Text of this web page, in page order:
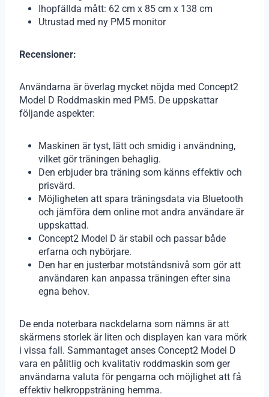
Ihopfällda mått: 62 cm x 85 cm x 138 cm
Utrustad med ny PM5 monitor
Recensioner:
Användarna är överlag mycket nöjda med Concept2
Model D Roddmaskin med PM5. De uppskattar
följande aspekter:
Maskinen är tyst, lätt och smidig i användning,
vilket gör träningen behaglig.
Den erbjuder bra träning som känns effektiv och
prisvärd.
Möjligheten att spara träningsdata via Bluetooth
och jämföra dem online mot andra användare är
uppskattad.
Concept2 Model D är stabil och passar både
erfarna och nybörjare.
Den har en justerbar motståndsnivå som gör att
användaren kan anpassa träningen efter sina
egna behov.
De enda noterbara nackdelarna som nämns är att
skärmens storlek är liten och displayen kan vara mörk
i vissa fall. Sammantaget anses Concept2 Model D
vara en pålitlig och kvalitativ roddmaskin som ger
användarna valuta för pengarna och möjlighet att få
effektiv helkroppsträning hemma.